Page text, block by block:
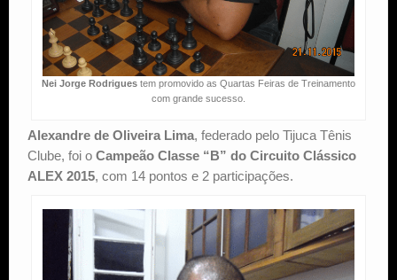
Nei Jorge Rodriguestem promovido as Quartas Feiras de Treinamento
com grande sucesso.
Alexandre de Oliveira Lima, federado pelo Tijuca Tênis
Clube, foi o Campeão Classe “B” do Circuito Clássico
ALEX 2015, com 14 pontos e 2 participações.